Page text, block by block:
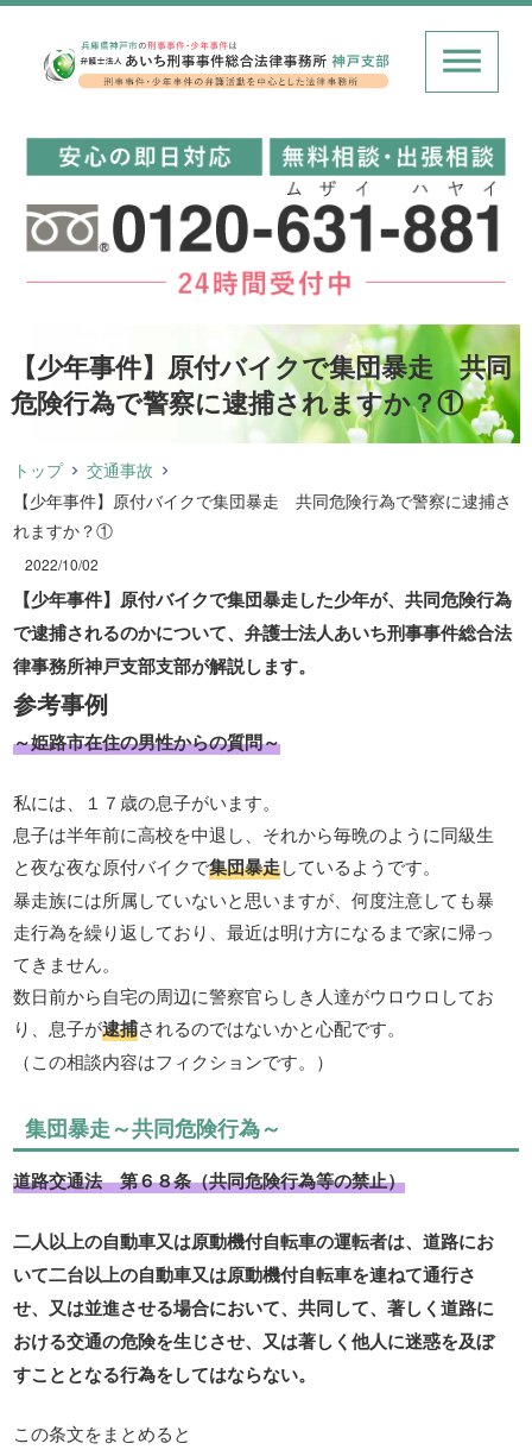
【少年事件】原付バイクで集団暴走 共同
危険行為で警察に逮捕されますか？①
トップ
交通事故
【少年事件】原付バイクで集団暴走 共同危険行為で警察に逮捕さ
れますか？①
2022/10/02
【少年事件】原付バイクで集団暴走した少年が、共同危険行為
で逮捕されるのかについて、弁護士法人あいち刑事事件総合法
律事務所神戸支部支部が解説します。
参考事例
～姫路市在住の男性からの質問～
私には、１７歳の息子がいます。
息子は半年前に高校を中退し、それから毎晩のように同級生
と夜な夜な原付バイクで集団暴走しているようです。
暴走族には所属していないと思いますが、何度注意しても暴
走行為を繰り返しており、最近は明け方になるまで家に帰っ
てきません。
数日前から自宅の周辺に警察官らしき人達がウロウロしてお
り、息子が逮捕されるのではないかと心配です。
（この相談内容はフィクションです。）
集団暴走～共同危険行為～
道路交通法 第６８条（共同危険行為等の禁止）
二人以上の自動車又は原動機付自転車の運転者は、道路にお
いて二台以上の自動車又は原動機付自転車を連ねて通行さ
せ、又は並進させる場合において、共同して、著しく道路に
おける交通の危険を生じさせ、又は著しく他人に迷惑を及ぼ
すこととなる行為をしてはならない。
この条文をまとめると